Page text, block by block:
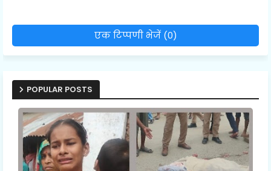
एक टिप्पणी भेजें (0)
POPULAR POSTS